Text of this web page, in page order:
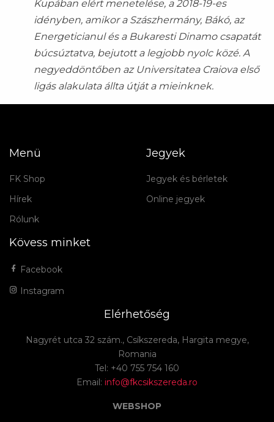
Kupában elért menetelése, a 2018-19-es
idényben, amikor a Szászhermány, Bákó, az
Energeticianul és a Bukaresti Dinamo csapatát
búcsúztatva, bejutott a legjobb nyolc közé. A
negyeddöntőben az Universitatea Craiova első
ligás alakulata állta útját a mieinknek.
Menü
FK Shop
Hírek
Rólunk
Jegyek
Jegyek és bérletek
Online jegyek
Kövess minket
Facebook
Instagram
Elérhetőség
Nagyrét utca 32 szám., Csíkszereda, Hargita megye,
Romania
Tel: +40 755 754 160
Email: info@fkcsikszereda.ro
WEBSHOP